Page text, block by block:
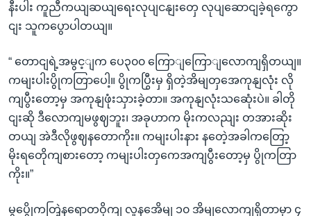
နီးပါး ကူညီကယျဆယျရေးလုပျငနျးတှေ လုပျဆောငျခဲ့ရကွော
ငျး သူကပွောပါတယျ။
“ တောငျရဲ့အမွင့ျက ပေ၃၀၀ ကြောျကြောျလောကျရှိတယျ။
ကမျးပါးပွိုကတြာပေါ့။ ပွိုကပြွီးမှ ရှိတဲ့အိမျတှအေကုနျလုံး လို
ကျပွီးတော့မှ အကုနျဖုံးသှားခဲ့တာ။ အကုနျလုံးသဆေုံးပဲ။ ခါတို
ငျးဆို ဒီလောကျမဖွဈဘူး၊ အခုဟာက မိုးကလညျး တအားဆိုး
တယျ အဲဒီလိုဖွဈနတောကိုး။ ကမျးပါးနား နတေဲ့အခါကတြော့
မိုးရတေိုကျစားတော့ ကမျးပါးတှကေအကျပွီးတော့မှ ပွိုကတြာ
ကိုး။”
မွပွေိုကတြဲ့နရောတဝိုကျ လူနအေိမျ ၁၀ အိမျလောကျရှိတာမှာ ၄